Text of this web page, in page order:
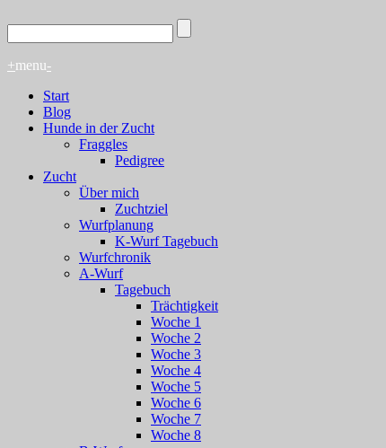
+menu-
Start
Blog
Hunde in der Zucht
Fraggles
Pedigree
Zucht
Über mich
Zuchtziel
Wurfplanung
K-Wurf Tagebuch
Wurfchronik
A-Wurf
Tagebuch
Trächtigkeit
Woche 1
Woche 2
Woche 3
Woche 4
Woche 5
Woche 6
Woche 7
Woche 8